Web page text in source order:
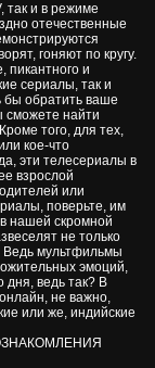
так и в режиме
отечественные
гоняют по кругу.
пикантного и
сериалы, так и
бы обратить ваше
сможете найти
того, для тех,
кое-что
эти телесериалы в
взрослой
или
поверьте, им
нашей скромной
не только
Ведь мультфильмы
эмоций,
дня, ведь так? В
не важно,
или же, индийские